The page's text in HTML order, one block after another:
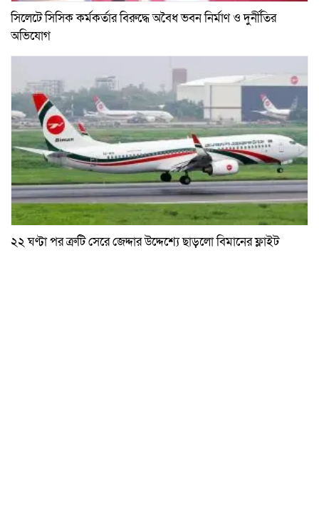
সিলেটে সিসিক কর্মকর্তার বিরুদ্ধে অবৈধ ভবন নির্মাণ ও দুর্নীতির
অভিযোগ
২২ ঘণ্টা পর ত্রুটি সেরে জেদ্দার উদ্দেশ্যে ছাড়লো বিমানের ফ্লাইট